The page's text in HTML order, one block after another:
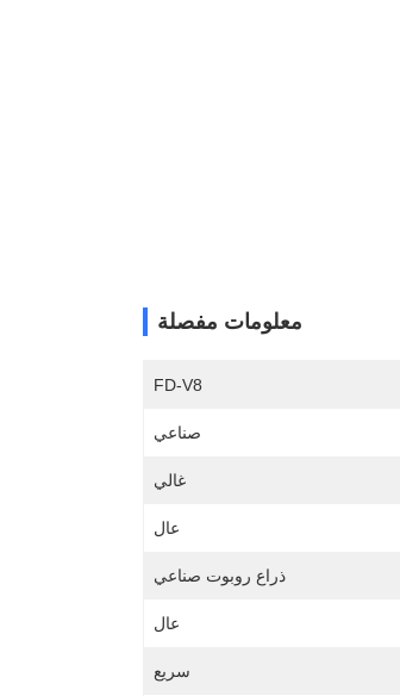
معلومات مفصلة
FD-V8
صناعي
غالي
عال
ذراع روبوت صناعي
عال
سريع